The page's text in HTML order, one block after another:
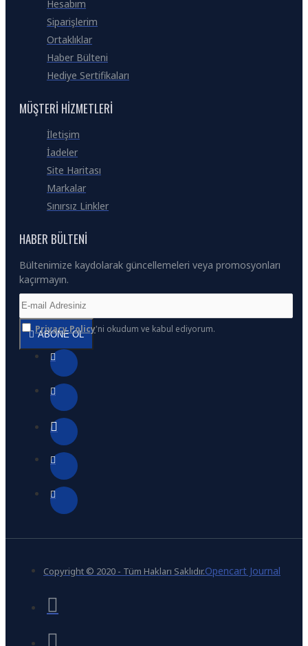
Hesabım
Siparişlerim
Ortaklıklar
Haber Bülteni
Hediye Sertifikaları
MÜŞTERI HIZMETLERI
İletişim
İadeler
Site Haritası
Markalar
Sınırsız Linkler
HABER BÜLTENI
Bültenimize kaydolarak güncellemeleri veya promosyonları
kaçırmayın.
ABONE OL
Privacy Policy'ni okudum ve kabul ediyorum.
Copyright © 2020 - Tüm Hakları Saklıdır.Opencart Journal